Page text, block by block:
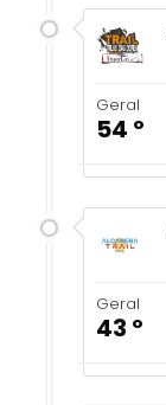
Geral
54 º
Geral
43 º